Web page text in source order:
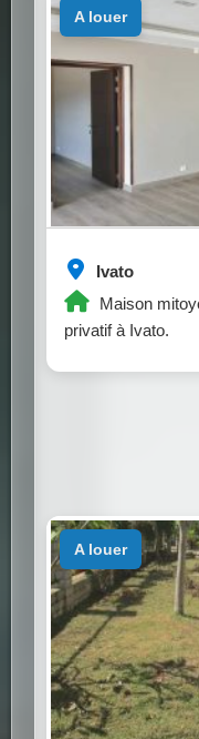
Ivato
Maison
privatif à Ivato.
a louer
a louer